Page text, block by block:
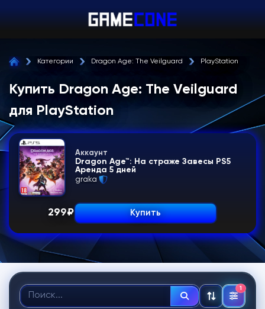
Категории Dragon Age: The Veilguard PlayStation
Купить Dragon Age: The Veilguard
для PlayStation
Аккаунт
Dragon Age™: На страже Завесы PS5
Аренда 5 дней
graka
299₽ Купить
1